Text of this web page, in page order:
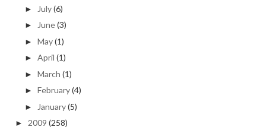
不說再見
► July(6)
► June(3)
►May(1)
►April (1)
►March (1)
►February(4)
► January(5)
► 2009 (258)